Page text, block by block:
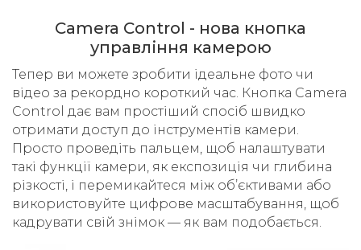
Camera Control - нова кнопка
управління камерою
Тепер ви можете зробити ідеальне фото чи
відео за рекордно короткий час. Кнопка Camera
Control дає вам простіший спосіб швидко
отримати доступ до інструментів камери.
Просто проведіть пальцем, щоб налаштувати
такі функції камери, як експозиція чи глибина
різкості, і перемикайтеся між об’єктивами або
використовуйте цифрове масштабування, щоб
кадрувати свій знімок — як вам подобається.